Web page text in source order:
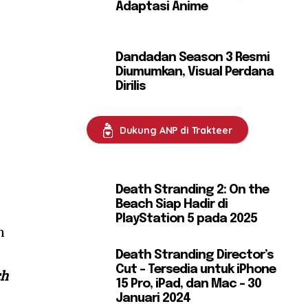
Adaptasi Anime
Dandadan Season 3 Resmi
Diumumkan, Visual Perdana
Dirilis
Dukung ANP di Trakteer
Death Stranding 2: On the
Beach Siap Hadir di
PlayStation 5 pada 2025
Death Stranding Director’s
Cut – Tersedia untuk iPhone
15 Pro, iPad, dan Mac – 30
Januari 2024